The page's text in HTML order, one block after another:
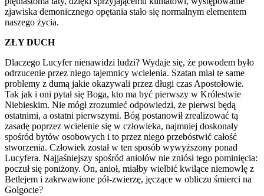
zjawiska demonicznego opętania stało się normalnym elementem
naszego życia.
ZŁY DUCH
Dlaczego Lucyfer nienawidzi ludzi? Wydaje się, że powodem było
odrzucenie przez niego tajemnicy wcielenia. Szatan miał te same
problemy z dumą jakie okazywali przez długi czas Apostołowie.
Tak jak i oni pytał się Boga, kto ma być pierwszy w Królestwie
Niebieskim. Nie mógł zrozumieć odpowiedzi, że pierwsi będą
ostatnimi, a ostatni pierwszymi. Bóg postanowił zrealizować tą
zasadę poprzez wcielenie się w człowieka, najmniej doskonały
spośród bytów osobowych i to przez niego przebóstwić całość
stworzenia. Człowiek został w ten sposób wywyższony ponad
Lucyfera. Najjaśniejszy spośród aniołów nie zniósł tego pominięcia:
poczuł się poniżony. On, anioł, miałby wielbić kwilące niemowlę z
Betlejem i zakrwawione pół-zwierzę, jęczące w obliczu śmierci na
Golgocie?